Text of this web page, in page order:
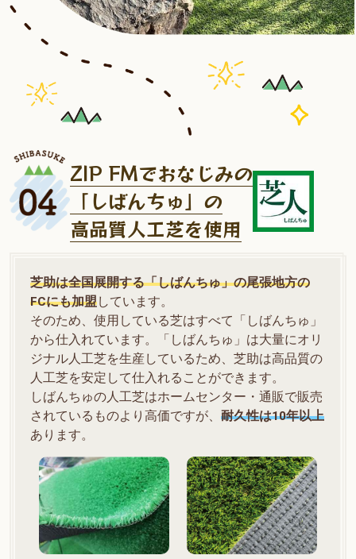
ZIP FMでおなじみの
「しばんちゅ」の
高品質人工芝を使用
芝助は全国展開する「しばんちゅ」の尾張地方の
FCにも加盟しています。
そのため、使用している芝はすべて「しばんちゅ」
から仕入れています。「しばんちゅ」は大量にオリ
ジナル人工芝を生産しているため、芝助は高品質の
人工芝を安定して仕入れることができます。
しばんちゅの人工芝はホームセンター・通販で販売
されているものより高価ですが、耐久性は10年以上
あります。